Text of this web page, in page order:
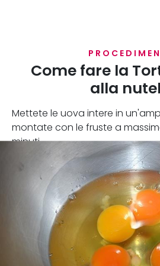
Come fare la
alla
Mettete le uova intere in
montate con le fruste a
minuti